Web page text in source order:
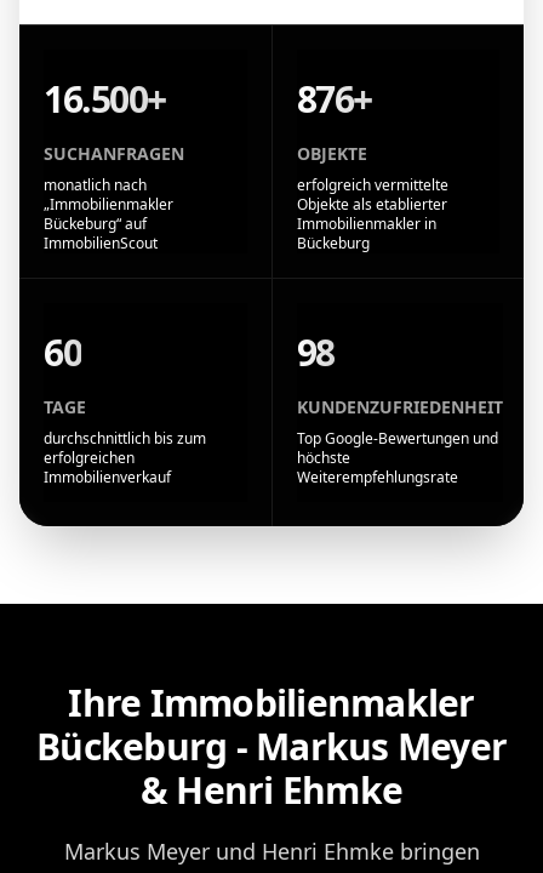
16.500+
SUCHANFRAGEN
monatlich nach
„Immobilienmakler
Bückeburg“ auf
ImmobilienScout
876+
OBJEKTE
erfolgreich vermittelte
Objekte als etablierter
Immobilienmakler in
Bückeburg
60
TAGE
durchschnittlich bis zum
erfolgreichen
Immobilienverkauf
98
KUNDENZUFRIEDENHEIT
Top Google-Bewertungen und
höchste
Weiterempfehlungsrate
Ihre Immobilienmakler
Bückeburg - Markus Meyer
& Henri Ehmke
Markus Meyer und Henri Ehmke bringen